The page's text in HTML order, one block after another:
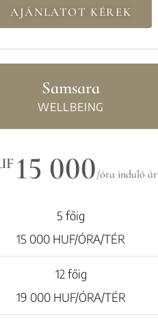
AJÁNLATOT KÉREK
Samsara
WELLBEING
15 000/óra induló ár
5 főig
15 000 HUF/ÓRA/TÉR
12 főig
19 000 HUF/ÓRA/TÉR